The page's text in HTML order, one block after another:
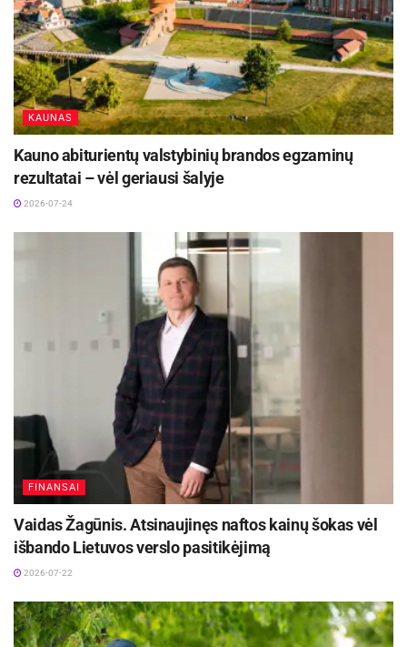
užbaigimo aktas, taigi UAB „Devold“ gali
sėkmingai pradėti veiklą“, – sako Savivaldybės
administracijos direktorius Tomas Jukna.
Ryšių su visuomene skyrius
Aktualios naujienos
DHL perka „Venipak“ grupę: stiprins pozicijas
Europos Sąjungos sankcijos „Mere“ tinklo
savininkams: ekonominio saugumo ir solidarumo
su Ukraina užtikrinimas
2026-07-25
KAUNAS
Kauno abiturientų valstybinių brandos egzaminų
rezultatai – vėl geriausi šalyje
2026-07-24
FINANSAI
Vaidas Žagūnis. Atsinaujinęs naftos kainų šokas vėl
išbando Lietuvos verslo pasitikėjimą
2026-07-22